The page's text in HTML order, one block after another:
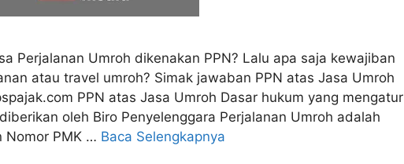
Perjalanan Umroh dikenakan PPN? Lalu apa saja kewajiban
atau travel umroh? Simak jawaban PPN atas Jasa Umroh
PPN atas Jasa Umroh Dasar hukum yang mengatur
oleh Biro Penyelenggara Perjalanan Umroh adalah
Nomor PMK … Baca Selengkapnya